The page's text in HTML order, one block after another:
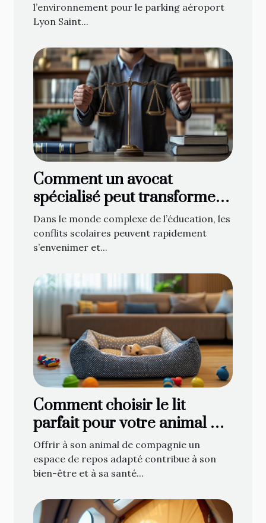
l’environnement pour le parking aéroport
Lyon Saint...
Comment un avocat
spécialisé peut transformer
les conflits scolaires ?
Dans le monde complexe de l’éducation, les
conflits scolaires peuvent rapidement
s’envenimer et...
Comment choisir le lit
parfait pour votre animal de
compagnie
Offrir à son animal de compagnie un
espace de repos adapté contribue à son
bien-être et à sa santé...